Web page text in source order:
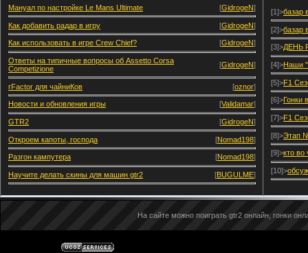
Мануал по настройке Le Mans Ultimate [GidrogeN]
Как добавить радар в игру [GidrogeN]
Как использовать в игре Crew Chief? [GidrogeN]
Ответы на типичные вопросы об Assetto Corsa
Competizione
[GidrogeN]
rFactor для чайниКов [oznor]
Новости и обновления игры [Validamar]
GTR2 [GidrogeN]
Откроем капоты, господа [Nomad198]
Разгон кампутера [Nomad198]
Научите делать скины для машин gtr2 [BUGULME]
[1]>базар
[2]>базар
[3]>ДЕНЬ
[4]>Наши
[5]>F1
[6]>Гонки
[7]>F1
[8]>Этап
[9]>кто во
[10]>
На сайте можно поиграть gtr2 онлайн, гонки